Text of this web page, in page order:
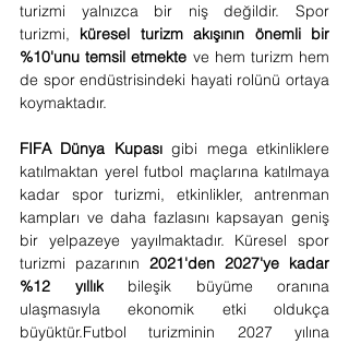
turizmi yalnızca bir niş değildir. Spor
turizmi, küresel turizm akışının önemli bir
%10'unu temsil etmekte ve hem turizm hem
de spor endüstrisindeki hayati rolünü ortaya
koymaktadır.
FIFA Dünya Kupası gibi mega etkinliklere
katılmaktan yerel futbol maçlarına katılmaya
kadar spor turizmi, etkinlikler, antrenman
kampları ve daha fazlasını kapsayan geniş
bir yelpazeye yayılmaktadır. Küresel spor
turizmi pazarının 2021'den 2027'ye kadar
%12 yıllık bileşik büyüme oranına
büyüktür.Futbol turizminin 2027 yılına